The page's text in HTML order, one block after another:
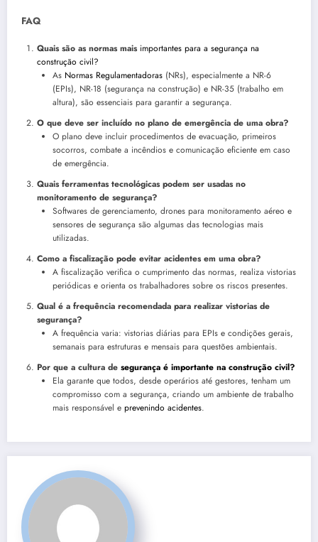
FAQ
Quais são as normas mais importantes para a segurança na
construção civil?
As Normas Regulamentadoras (NRs), especialmente a NR-6
(EPIs), NR-18 (segurança na construção) e NR-35 (trabalho em
altura), são essenciais para garantir a segurança.
O que deve ser incluído no plano de emergência de uma obra?
O plano deve incluir procedimentos de evacuação, primeiros
socorros, combate a incêndios e comunicação eficiente em caso
de emergência.
Quais ferramentas tecnológicas podem ser usadas no
monitoramento de segurança?
Softwares de gerenciamento, drones para monitoramento aéreo e
sensores de segurança são algumas das tecnologias mais
utilizadas.
Como a fiscalização pode evitar acidentes em uma obra?
A fiscalização verifica o cumprimento das normas, realiza vistorias
periódicas e orienta os trabalhadores sobre os riscos presentes.
Qual é a frequência recomendada para realizar vistorias de
segurança?
A frequência varia: vistorias diárias para EPIs e condições gerais,
semanais para estruturas e mensais para questões ambientais.
Por que a cultura de segurança é importante na construção civil?
Ela garante que todos, desde operários até gestores, tenham um
compromisso com a segurança, criando um ambiente de trabalho
mais responsável e prevenindo acidentes.